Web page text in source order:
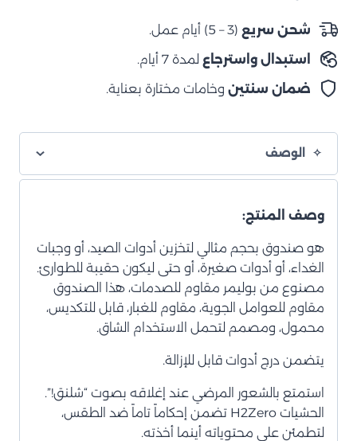
المقاومة
للصدمات
برتقالي
(مع
شحن سريع (3 – 5) أيام عمل.
استبدال واسترجاع لمدة 7 أيام.
ضمان سنتين وخامات مختارة بعناية.
الوصف
وصف المنتج:
هو صندوق بحجم مثالي لتخزين أدوات الصيد، أو وجبات
الغداء، أو أدوات صغيرة، أو حتى ليكون حقيبة للطوارئ.
مصنوع من بوليمر مقاوم للصدمات، هذا الصندوق
مقاوم للعوامل الجوية، مقاوم للغبار، قابل للتكديس،
محمول، ومصمم لتحمل الاستخدام الشاق.
يتضمن درج أدوات قابل للإزالة.
استمتع بالشعور المرضي عند إغلاقه بصوت “شلنق!”.
الحشيات H2Zero تضمن إحكاماً تاماً ضد الطقس،
لتطمئن على محتوياته أينما أخذته.